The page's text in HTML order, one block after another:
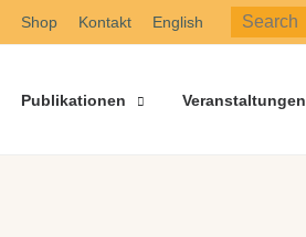
Shop Kontakt English
Publikationen Veranstaltungen